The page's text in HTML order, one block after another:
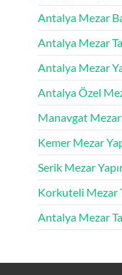
Antalya Mezar
Antalya Mezar
Antalya Mezar
Antalya Özel
Manavgat Mezar
Kemer Mezar
Serik Mezar
Korkuteli Mezar
Antalya Mezar